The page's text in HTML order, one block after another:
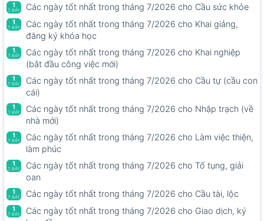
1
T.BẢY Các ngày tốt nhất trong tháng 7/2026 cho Cầu sức khỏe
1
T.BẢY
Các ngày tốt nhất trong tháng 7/2026 cho Khai giảng,
đăng ký khóa học
1
T.BẢY
Các ngày tốt nhất trong tháng 7/2026 cho Khai nghiệp
(bắt đầu công việc mới)
1
T.BẢY
Các ngày tốt nhất trong tháng 7/2026 cho Cầu tự (cầu con
cái)
1
T.BẢY
Các ngày tốt nhất trong tháng 7/2026 cho Nhập trạch (về
nhà mới)
1
T.BẢY
Các ngày tốt nhất trong tháng 7/2026 cho Làm việc thiện,
làm phúc
1
T.BẢY
Các ngày tốt nhất trong tháng 7/2026 cho Tố tụng, giải
oan
1
T.BẢY Các ngày tốt nhất trong tháng 7/2026 cho Cầu tài, lộc
1
T.BẢY
Các ngày tốt nhất trong tháng 7/2026 cho Giao dịch, ký